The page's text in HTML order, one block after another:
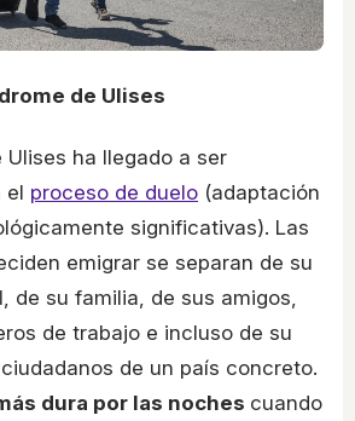
de Ulises
Ulises ha llegado a ser
el proceso de duelo (adaptación
significativas). Las
emigrar se separan de su
de su familia, de sus amigos,
de trabajo e incluso de su
de un país concreto.
dura por las noches cuando